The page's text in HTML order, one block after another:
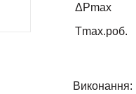
ΔPmax
Tmax.роб.
Виконання: